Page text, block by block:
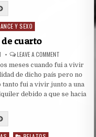
Y SEXO
cuarto
LEAVE A COMMENT
COMPAÃ±ERA
CUARTO
meses cuando fui a vivir
de dicho país pero no
fui a vivir junto a una
debido a que se hacia